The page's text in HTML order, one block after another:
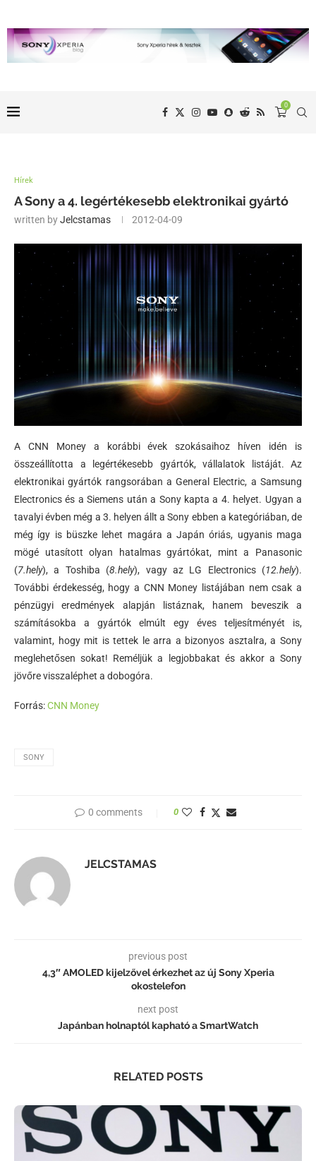
0
Hírek
A Sony a 4. legértékesebb elektronikai gyártó
written byJelcstamas 2012-04-09
A CNN Money a korábbi évek szokásaihoz híven idén is
összeállította a legértékesebb gyártók, vállalatok listáját. Az
elektronikai gyártók rangsorában a General Electric, a Samsung
Electronics és a Siemens után a Sony kapta a 4. helyet. Ugyan a
tavalyi évben még a 3. helyen állt a Sony ebben a kategóriában, de
még így is büszke lehet magára a Japán óriás, ugyanis maga
mögé utasított olyan hatalmas gyártókat, mint a Panasonic
(7.hely), a Toshiba (8.hely), vagy az LG Electronics (12.hely).
További érdekesség, hogy a CNN Money listájában nem csak a
pénzügyi eredmények alapján listáznak, hanem beveszik a
számításokba a gyártók elmúlt egy éves teljesítményét is,
valamint, hogy mit is tettek le arra a bizonyos asztalra, a Sony
meglehetősen sokat! Reméljük a legjobbakat és akkor a Sony
jövőre visszaléphet a dobogóra.
Forrás:CNN Money
SONY
0 comments 0
JELCSTAMAS
previous post
4,3″ AMOLED kijelzővel érkezhet az új Sony Xperia
okostelefon
next post
Japánban holnaptól kapható a SmartWatch
RELATED POSTS